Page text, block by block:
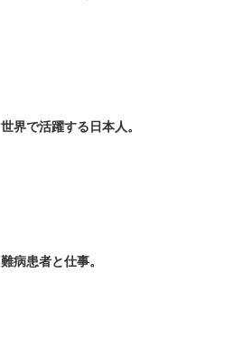
世界で活躍する日本人。
難病患者と仕事。